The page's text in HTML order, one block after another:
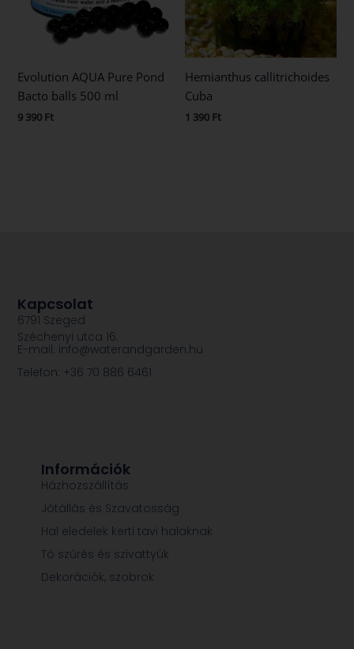
Evolution AQUA Pure Pond
Bacto balls 500 ml
9 390 Ft
Hemianthus callitrichoides
Cuba
1 390 Ft
Információk
Házhozszállítás
Jótállás és Szavatosság
Hal eledelek kerti tavi halaknak
Tó szűrés és szivattyúk
Dekorációk, szobrok
Kapcsolat
6791 Szeged
Széchenyi utca 16.
E-mail: info@waterandgarden.hu
Telefon: +36 70 886 6461